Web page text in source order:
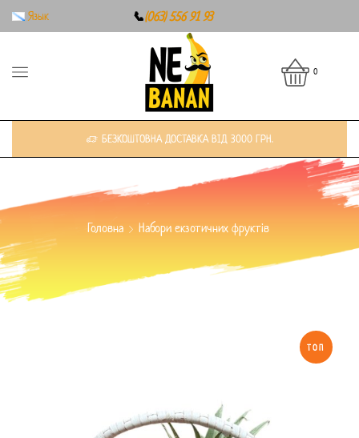
Язык 📞(063) 556 91 93
0
БЕЗКОШТОВНА ДОСТАВКА ВІД 3000 ГРН.
Головна Набори екзотичних фруктів
ТОП